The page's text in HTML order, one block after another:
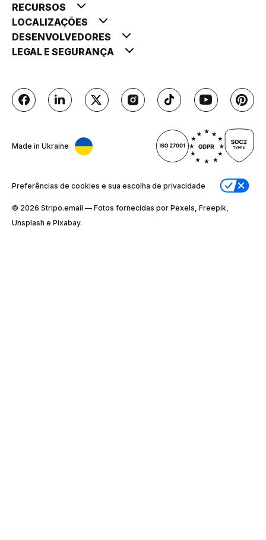
RECURSOS
LOCALIZAÇÕES
DESENVOLVEDORES
LEGAL E SEGURANÇA
Made in Ukraine
Preferências de cookies e sua escolha de privacidade
© 2026 Stripо.email — Fotos fornecidas por Pexels, Freepik,
Unsplash e Pixabay.